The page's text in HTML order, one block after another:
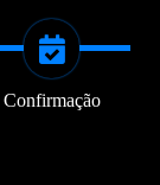
Confirmação